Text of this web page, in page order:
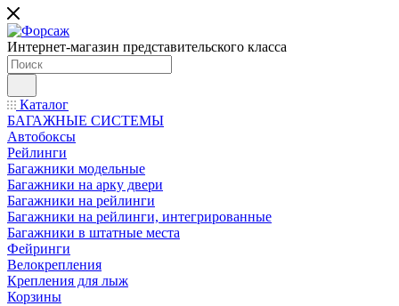
Интернет-магазин представительского класса
Каталог
БАГАЖНЫЕ СИСТЕМЫ
Автобоксы
Рейлинги
Багажники модельные
Багажники на арку двери
Багажники на рейлинги
Багажники на рейлинги, интегрированные
Багажники в штатные места
Фейринги
Велокрепления
Крепления для лыж
Корзины